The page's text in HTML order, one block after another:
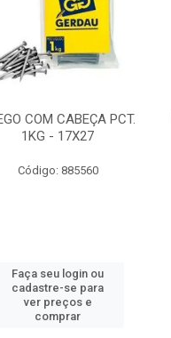
COM CABEÇA PCT.
1KG - 17X27
Código: 885560
Faça seu login ou
cadastre-se para
ver preços e
comprar